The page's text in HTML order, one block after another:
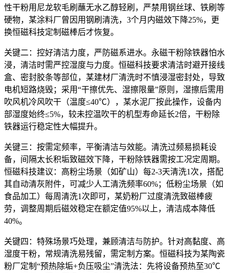
性干粉用尼龙软毛刷蘸无水乙醇轻刷，严禁用钢丝球、铁刷等
硬物，某涂料厂曾因用钢刷清洗， 3个月内磁效下降25%，更
换恒磁科技定制磁棒后才恢复。
关键二：控好清洁力度，严防磁系进水。永磁干粉除铁器怕水
浸，清洁时需严控湿度与力度。恒磁科技要求清洁时避开接线
盒、密封胶条等部位，某建材厂清洗时不慎浸湿密封处，导致
电机短路烧毁；采用“干擦优先、湿擦限量”原则，湿擦后需用
吹风机冷风吹干（温度≤40℃），某水泥厂按此操作，设备内
部湿度始终≤5%，较未控温吹干的机型寿命延长2倍，干粉除
铁器运行稳定性大幅提升。
关键三：按需定频率，平衡清洁与效能。清洗过频易损耗设
备，间隔太长积垢致磁效下降，干粉除铁器需按工况定周期。
恒磁科技建议：高粉尘场景（如矿山）每2-3天清洗1 次，搭配
其自动清灰附件，可减少人工清洗频率60%；低粉尘场景（如
食品加工）每周清洗1 次即可，某奶粉厂过度清洗致磁棒疲
劳，调整周期后磁效稳定在额定值95%以上，清洁成本降低
40%。
关键四：特殊场景巧处理，兼顾清洁与防护。针对高黏度、高
湿度干粉，常规清洗易残留，需定制方案。恒磁科技为某陶瓷
粉厂定制 “预热除垢+负压吸尘”清洗法：先将设备预热至30℃